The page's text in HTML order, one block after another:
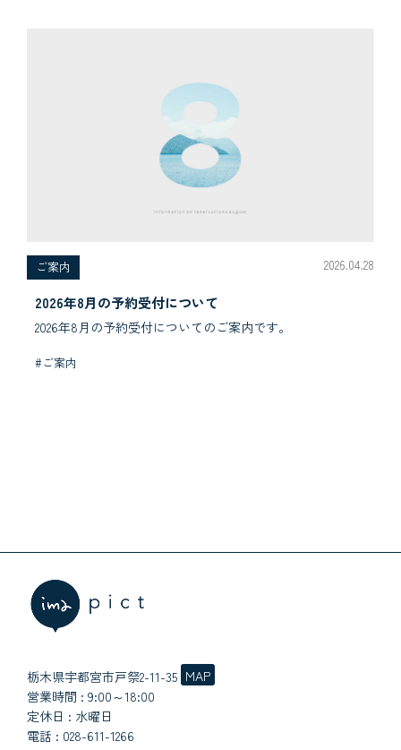
ご案内 2026.04.28
2026年8月の予約受付について
2026年8月の予約受付についてのご案内です。
#ご案内
栃木県宇都宮市戸祭2-11-35 MAP
営業時間 : 9:00～18:00
定休日 : 水曜日
電話 : 028-611-1266